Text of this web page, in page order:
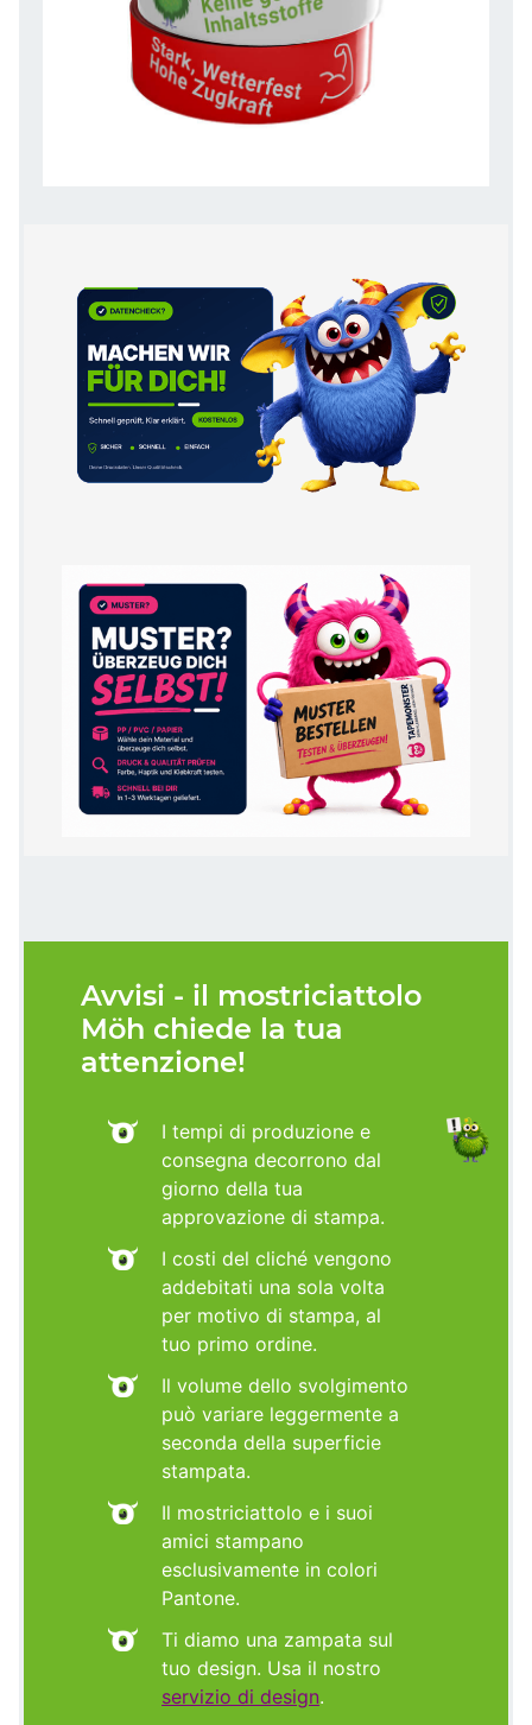
Avvisi - il mostriciattolo
Möh chiede la tua
attenzione!
I tempi di produzione e
consegna decorrono dal
giorno della tua
approvazione di stampa.
I costi del cliché vengono
addebitati una sola volta
per motivo di stampa, al
tuo primo ordine.
Il volume dello svolgimento
può variare leggermente a
seconda della superficie
stampata.
Il mostriciattolo e i suoi
amici stampano
esclusivamente in colori
Pantone.
Ti diamo una zampata sul
tuo design. Usa il nostro
servizio di design.